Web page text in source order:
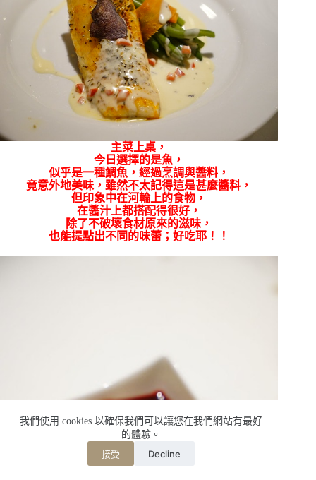
我們使用 cookies 以確保我們可以讓您在我們網站有最好
的體驗。
接受 Decline
主菜上桌，
今日選擇的是魚，
似乎是一種鯛魚，經過烹調與醬料，
竟意外地美味，雖然不太記得這是甚麼醬料，
但印象中在河輪上的食物，
在醬汁上都搭配得很好，
除了不破壞食材原來的滋味，
也能提點出不同的味蕾；好吃耶！！